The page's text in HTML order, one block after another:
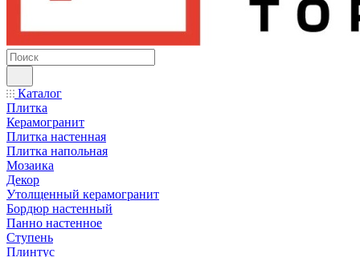
Каталог
Плитка
Керамогранит
Плитка настенная
Плитка напольная
Мозаика
Декор
Утолщенный керамогранит
Бордюр настенный
Панно настенное
Ступень
Плинтус